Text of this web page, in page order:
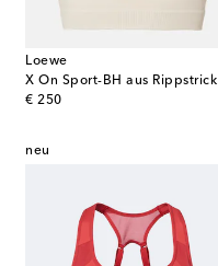
Loewe
X On Sport-BH aus Rippstrick
€ 250
original price
neu